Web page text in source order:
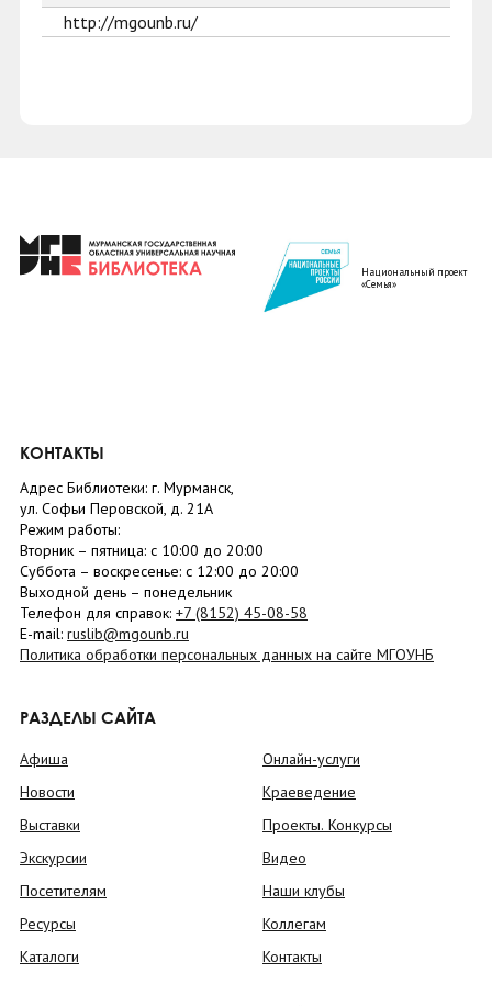
http://mgounb.ru/
Национальный проект
«Семья»
КОНТАКТЫ
Адрес Библиотеки: г. Мурманск,
ул. Софьи Перовской, д. 21А
Режим работы:
Вторник – пятница: с 10:00 до 20:00
Суббота – воскресенье: c 12:00 до 20:00
Выходной день – понедельник
Телефон для справок: +7 (8152) 45-08-58
E-mail: ruslib@mgounb.ru
Политика обработки персональных данных на сайте МГОУНБ
РАЗДЕЛЫ САЙТА
Афиша
Новости
Выставки
Экскурсии
Посетителям
Ресурсы
Каталоги
Онлайн-услуги
Краеведение
Проекты. Конкурсы
Видео
Наши клубы
Коллегам
Контакты